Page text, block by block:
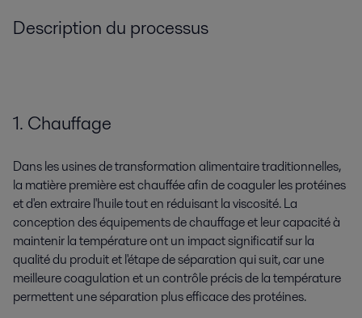
Description du processus
1. Chauffage
Dans les usines de transformation alimentaire traditionnelles,
la matière première est chauffée afin de coaguler les protéines
et d'en extraire l'huile tout en réduisant la viscosité. La
conception des équipements de chauffage et leur capacité à
maintenir la température ont un impact significatif sur la
qualité du produit et l'étape de séparation qui suit, car une
meilleure coagulation et un contrôle précis de la température
permettent une séparation plus efficace des protéines.